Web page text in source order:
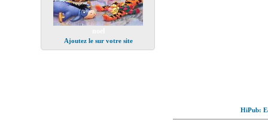
Ajoutez le sur votre site
HiPub: